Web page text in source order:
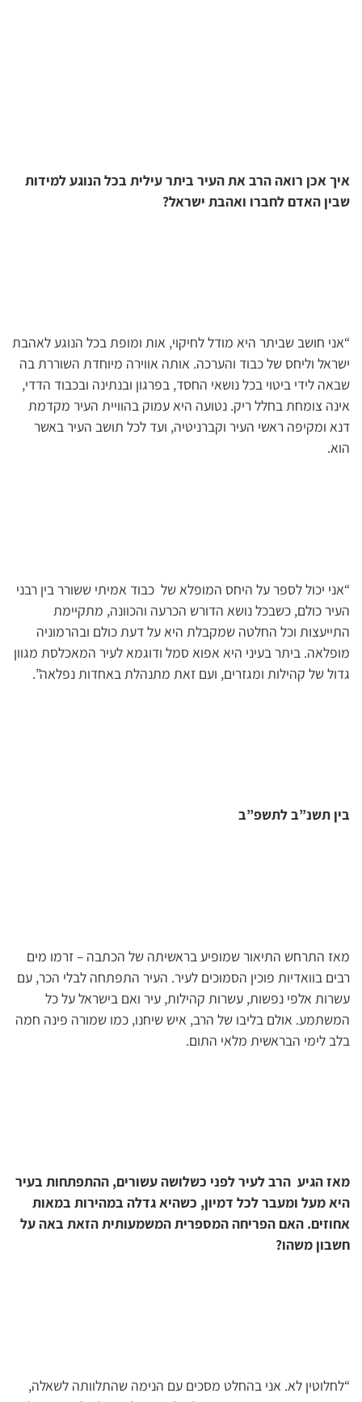
איך אכן רואה הרב את העיר ביתר עילית בכל הנוגע למידות
שבין האדם לחברו ואהבת ישראל?
“אני חושב שביתר היא מודל לחיקוי, אות ומופת בכל הנוגע לאהבת
ישראל וליחס של כבוד והערכה. אותה אווירה מיוחדת השוררת בה
שבאה לידי ביטוי בכל נושאי החסד, בפרגון ובנתינה ובכבוד הדדי,
אינה צומחת בחלל ריק. נטועה היא עמוק בהוויית העיר מקדמת
דנא ומקיפה ראשי העיר וקברניטיה, ועד לכל תושב העיר באשר
הוא.
“אני יכול לספר על היחס המופלא של כבוד אמיתי ששורר בין רבני
העיר כולם, כשבכל נושא הדורש הכרעה והכוונה, מתקיימת
התייעצות וכל החלטה שמקבלת היא על דעת כולם ובהרמוניה
מופלאה. ביתר בעיני היא אפוא סמל ודוגמא לעיר המאכלסת מגוון
גדול של קהילות ומגזרים, ועם זאת מתנהלת באחדות נפלאה”.
בין תשנ”ב לתשפ”ב
מאז התרחש התיאור שמופיע בראשיתה של הכתבה – זרמו מים
רבים בוואדיות פוכין הסמוכים לעיר. העיר התפתחה לבלי הכר, עם
עשרות אלפי נפשות, עשרות קהילות, עיר ואם בישראל על כל
המשתמע. אולם בליבו של הרב, איש שיחנו, כמו שמורה פינה חמה
בלב לימי הבראשית מלאי התום.
מאז הגיע הרב לעיר לפני כשלושה עשורים, ההתפתחות בעיר
היא מעל ומעבר לכל דמיון, כשהיא גדלה במהירות במאות
אחוזים. האם הפריחה המספרית המשמעותית הזאת באה על
חשבון משהו?
“לחלוטין לא. אני בהחלט מסכים עם הנימה שהתלוותה לשאלה,